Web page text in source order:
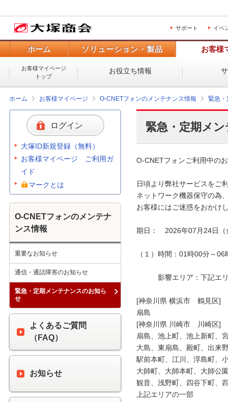
サポート イベ
ホーム ソリューション・製品 お客様
お客様マイページ
トップ
お役立ち情報
ホーム お客様マイページ O-CNETフォンのメンテナンス情報 緊急・
緊急・定期メ
O-CNETフォンご利用中の
日頃より弊社サービスをご
ネットワーク機器保守の為
お客様にはご迷惑をおかけ
期日：　2026年07月24日（
（１）時間：01時00分～06
影響エリア：下記エリ
[神奈川県 横浜市　鶴見区]
扇島
[神奈川県 川崎市　川崎区]
扇島、池上町、池上新町、
大島、東扇島、殿町、出来
駅前本町、江川、浮島町、
大師町、大師本町、大師公
観音、浅野町、四谷下町、
上記エリアの一部
ログイン
大塚ID新規登録（無料）
お客様マイページ ご利用ガ
イド
マークとは
O-CNETフォンのメンテナ
ンス情報
重要なお知らせ
通信・通話障害のお知らせ
緊急・定期メンテナンスのお知ら
せ
よくあるご質問
（FAQ）
お知らせ